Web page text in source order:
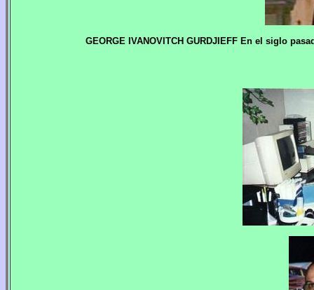
GEORGE IVANOVITCH GURDJIEFF En el siglo